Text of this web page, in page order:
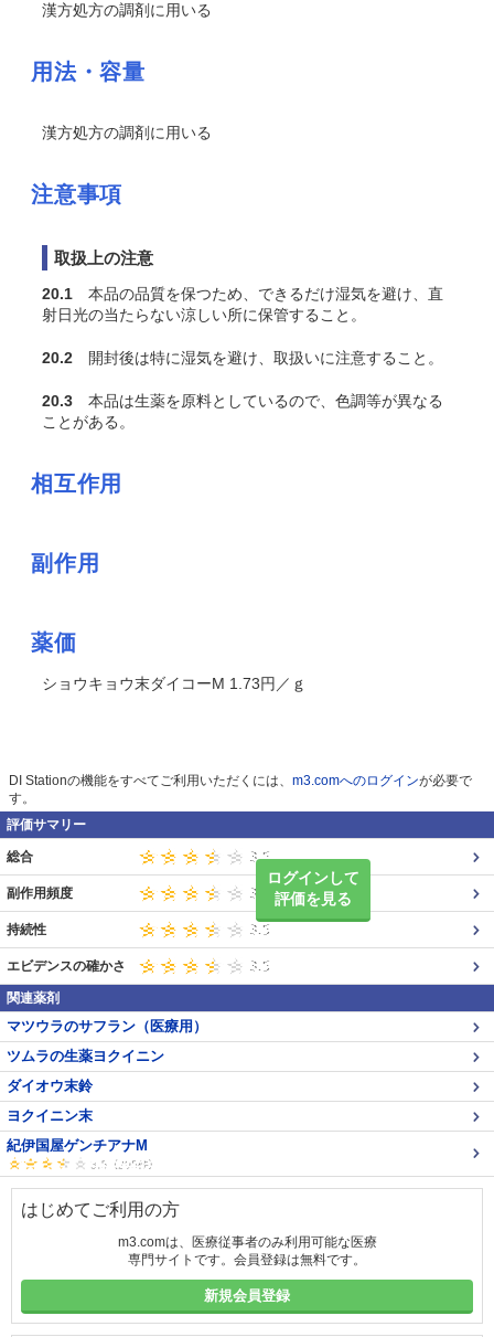
漢方処方の調剤に用いる
用法・容量
漢方処方の調剤に用いる
注意事項
取扱上の注意
20.1 本品の品質を保つため、できるだけ湿気を避け、直
射日光の当たらない涼しい所に保管すること。
20.2 開封後は特に湿気を避け、取扱いに注意すること。
20.3 本品は生薬を原料としているので、色調等が異なる
ことがある。
相互作用
副作用
薬価
ショウキョウ末ダイコーM 1.73円／ｇ
DI Stationの機能をすべてご利用いただくには、 m3.comへのログインが必要で
す。
評価サマリー
ログインして
評価を見る
総合
副作用頻度
持続性
エビデンスの確かさ
関連薬剤
マツウラのサフラン（医療用）
ツムラの生薬ヨクイニン
ダイオウ末鈴
ヨクイニン末
紀伊国屋ゲンチアナM
はじめてご利用の方
m3.comは、医療従事者のみ利用可能な医療
専門サイトです。会員登録は無料です。
新規会員登録